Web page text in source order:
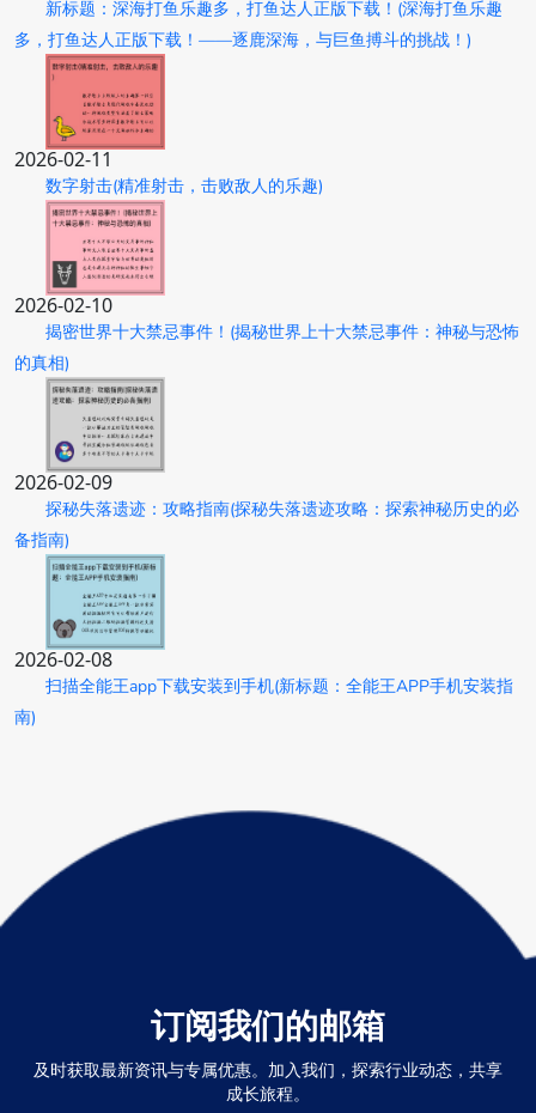
新标题：深海打鱼乐趣多，打鱼达人正版下载！(深海打鱼乐趣
多，打鱼达人正版下载！——逐鹿深海，与巨鱼搏斗的挑战！)
2026-02-11
数字射击(精准射击，击败敌人的乐趣)
2026-02-10
揭密世界十大禁忌事件！(揭秘世界上十大禁忌事件：神秘与恐怖
的真相)
2026-02-09
探秘失落遗迹：攻略指南(探秘失落遗迹攻略：探索神秘历史的必
备指南)
2026-02-08
扫描全能王app下载安装到手机(新标题：全能王APP手机安装指
南)
订阅我们的邮箱
及时获取最新资讯与专属优惠。加入我们，探索行业动态，共享
成长旅程。